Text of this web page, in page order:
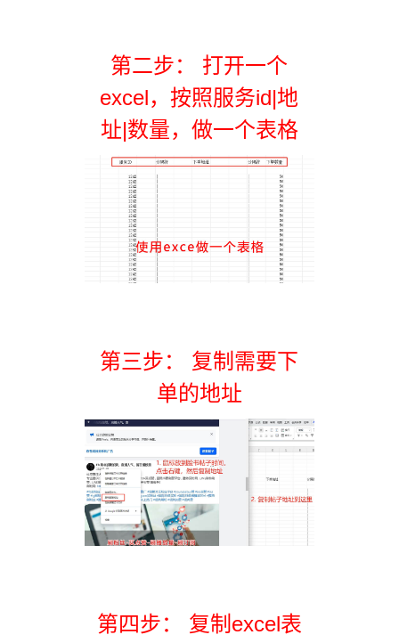
第二步： 打开一个
excel，按照服务id|地
址|数量，做一个表格
第三步： 复制需要下
单的地址
第四步： 复制excel表